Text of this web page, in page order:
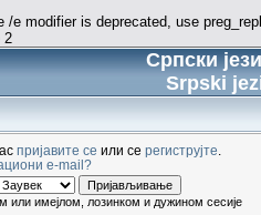
/e modifier is deprecated, use
2
Српски
Srpski
пријавите се или се региструјте
e-mail?
или имејлом, лозинком и дужином сесије